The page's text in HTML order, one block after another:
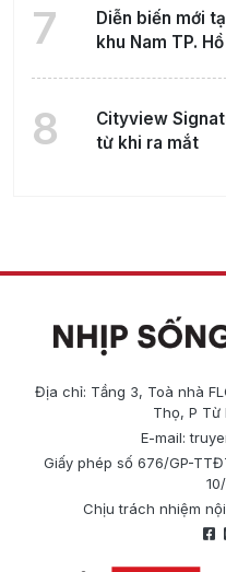
7
Diễn biến mới
khu Nam TP.
8
Cityview
từ khi ra mắt
Địa chỉ: Tầng 3, Toà nhà
Thọ, P Từ
E-mail:
Giấy phép số 676/GP-
Chịu trách nhiệm